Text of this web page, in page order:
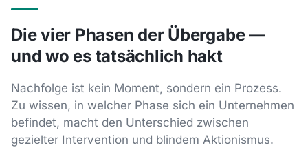
Die vier Phasen der Übergabe —
und wo es tatsächlich hakt
Nachfolge ist kein Moment, sondern ein Prozess.
Zu wissen, in welcher Phase sich ein Unternehmen
befindet, macht den Unterschied zwischen
gezielter Intervention und blindem Aktionismus.